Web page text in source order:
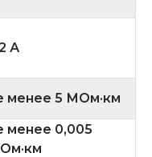
А
менее 5 МОм·км
менее 0,005